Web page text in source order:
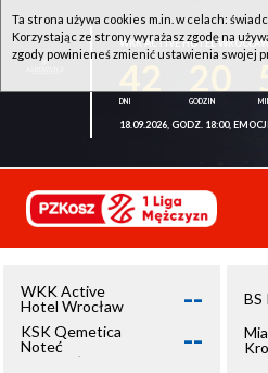
WKK ACTIVE HOTEL
18.09.2026, GODZ. 18:00,
WKK Active
Hotel Wrocław
--
KSK Qemetica
Noteć
Inowrocław
--
BS
Ta strona używa cookies m.in. w celach:
Korzystając ze strony wyrażasz zgodę na
zgody powinieneś zmienić ustawienia swojej